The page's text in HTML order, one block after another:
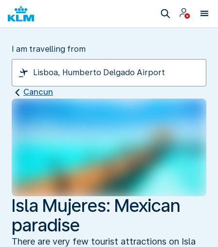
I am travelling from
Cancun
Isla Mujeres: Mexican
paradise
There are very few tourist attractions on Isla